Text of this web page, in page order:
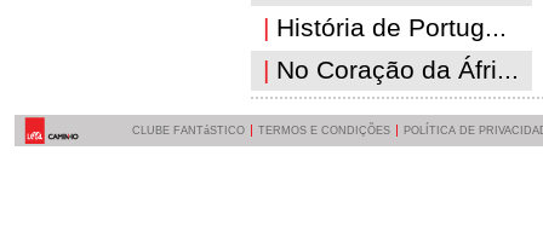
| História de Portug...
| No Coração da Áfri...
CLUBE FANTáSTICO TERMOS E CONDIÇÕES POLÍTICA DE